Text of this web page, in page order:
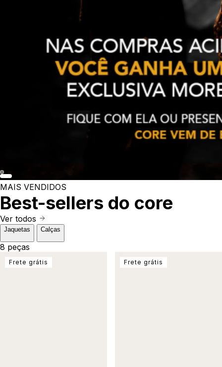
MAIS VENDIDOS
Best-sellers do core
Ver todos
Jaquetas Calças
8 peças
Frete grátis Frete grátis